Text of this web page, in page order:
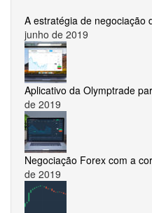
A estratégia de negociação
junho de 2019
Aplicativo da Olymptrade
de 2019
Negociação Forex com a
de 2019